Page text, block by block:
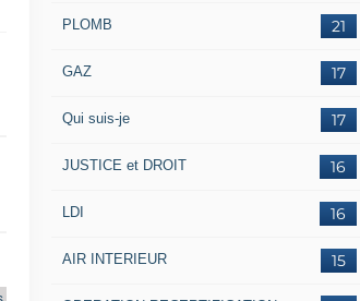
21
PLOMB
17
GAZ
17
Qui suis-je
16
JUSTICE et DROIT
16
LDI
15
AIR INTERIEUR